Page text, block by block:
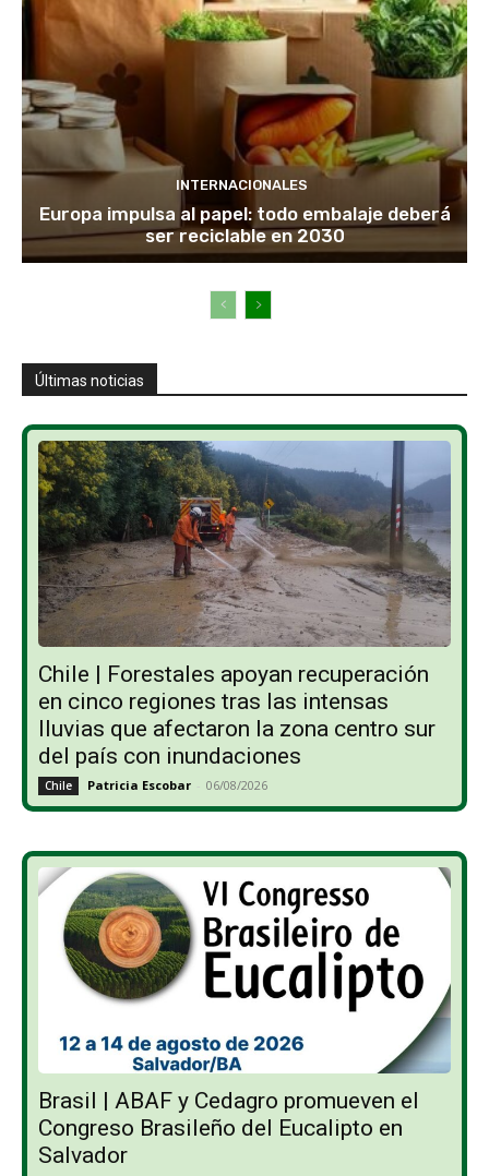
INTERNACIONALES
Europa impulsa al papel: todo embalaje deberá
ser reciclable en 2030
Últimas noticias
Chile | Forestales apoyan recuperación
en cinco regiones tras las intensas
lluvias que afectaron la zona centro sur
del país con inundaciones
Chile Patricia Escobar - 06/08/2026
Brasil | ABAF y Cedagro promueven el
Congreso Brasileño del Eucalipto en
Salvador